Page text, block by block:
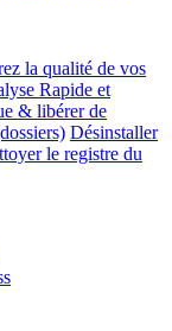
la qualité de vos
Rapide et
& libérer de
Désinstaller
le registre du